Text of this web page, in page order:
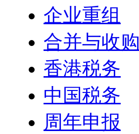
企业重组
合并与收购
香港税务
中国税务
周年申报